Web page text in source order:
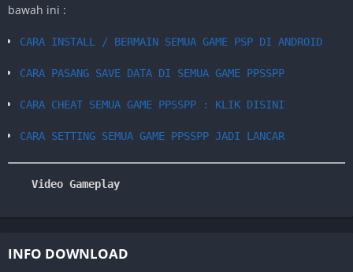
bawah ini :
CARA INSTALL / BERMAIN SEMUA GAME PSP DI ANDROID
CARA PASANG SAVE DATA DI SEMUA GAME PPSSPP
CARA CHEAT SEMUA GAME PPSSPP : KLIK DISINI
CARA SETTING SEMUA GAME PPSSPP JADI LANCAR
Video Gameplay
INFO DOWNLOAD